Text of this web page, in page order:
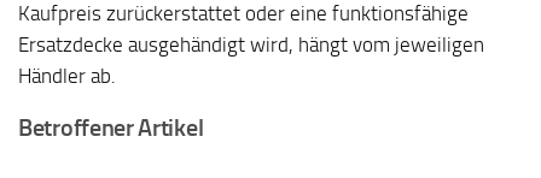
Kaufpreis zurückerstattet oder eine funktionsfähige
Ersatzdecke ausgehändigt wird, hängt vom jeweiligen
Händler ab.
Betroffener Artikel